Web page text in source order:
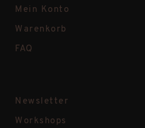
Mein Konto
Warenkorb
FAQ
Newsletter
Workshops